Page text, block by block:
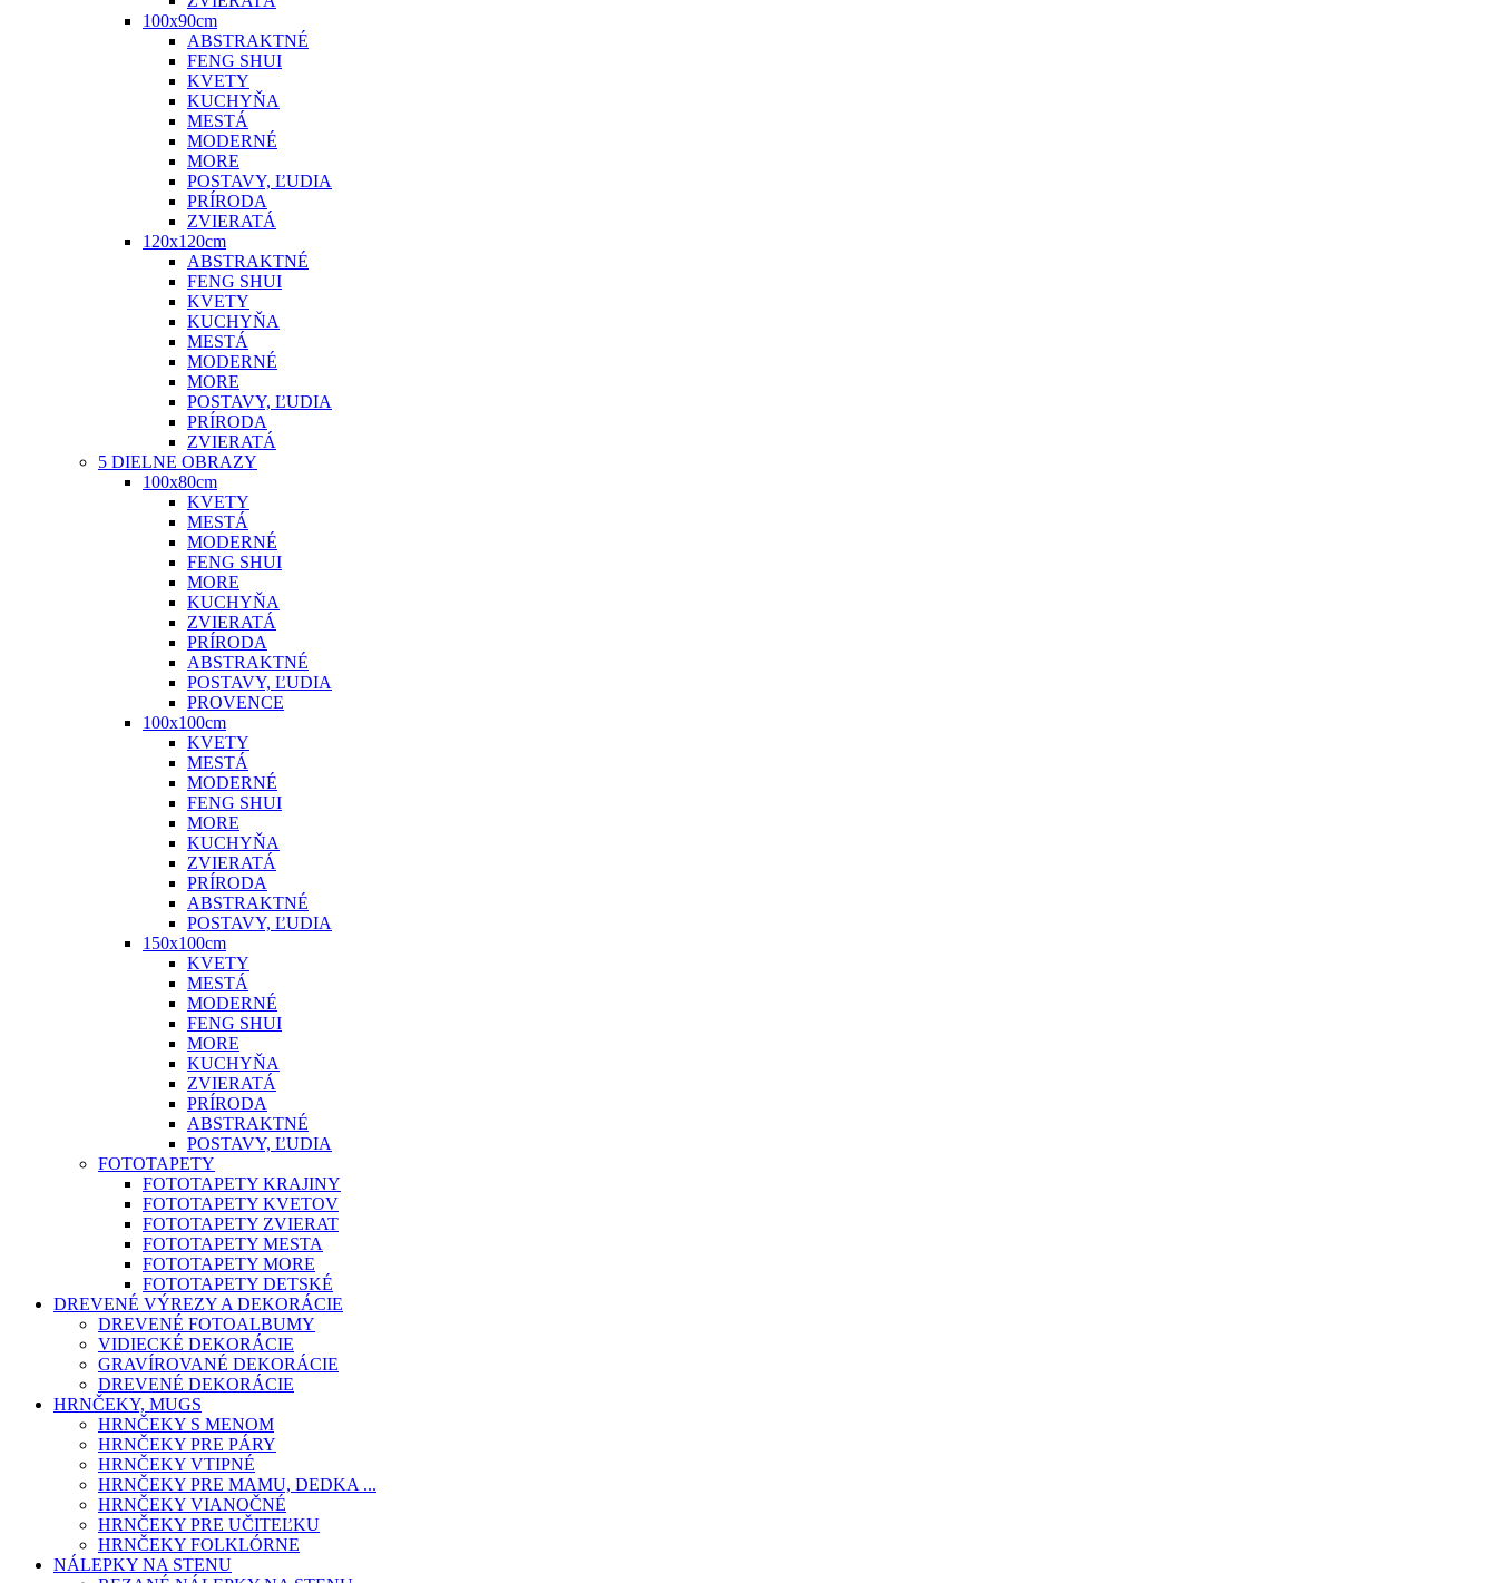
100x90cm
ABSTRAKTNÉ
FENG SHUI
KVETY
KUCHYŇA
MESTÁ
MODERNÉ
MORE
POSTAVY, ĽUDIA
PRÍRODA
ZVIERATÁ
120x120cm
ABSTRAKTNÉ
FENG SHUI
KVETY
KUCHYŇA
MESTÁ
MODERNÉ
MORE
POSTAVY, ĽUDIA
PRÍRODA
ZVIERATÁ
5 DIELNE OBRAZY
100x80cm
KVETY
MESTÁ
MODERNÉ
FENG SHUI
MORE
KUCHYŇA
ZVIERATÁ
PRÍRODA
ABSTRAKTNÉ
POSTAVY, ĽUDIA
PROVENCE
100x100cm
KVETY
MESTÁ
MODERNÉ
FENG SHUI
MORE
KUCHYŇA
ZVIERATÁ
PRÍRODA
ABSTRAKTNÉ
POSTAVY, ĽUDIA
150x100cm
KVETY
MESTÁ
MODERNÉ
FENG SHUI
MORE
KUCHYŇA
ZVIERATÁ
PRÍRODA
ABSTRAKTNÉ
POSTAVY, ĽUDIA
FOTOTAPETY
FOTOTAPETY KRAJINY
FOTOTAPETY KVETOV
FOTOTAPETY ZVIERAT
FOTOTAPETY MESTA
FOTOTAPETY MORE
FOTOTAPETY DETSKÉ
DREVENÉ VÝREZY A DEKORÁCIE
DREVENÉ FOTOALBUMY
VIDIECKÉ DEKORÁCIE
GRAVÍROVANÉ DEKORÁCIE
DREVENÉ DEKORÁCIE
HRNČEKY, MUGS
HRNČEKY S MENOM
HRNČEKY PRE PÁRY
HRNČEKY VTIPNÉ
HRNČEKY PRE MAMU, DEDKA ...
HRNČEKY VIANOČNÉ
HRNČEKY PRE UČITEĽKU
HRNČEKY FOLKLÓRNE
NÁLEPKY NA STENU